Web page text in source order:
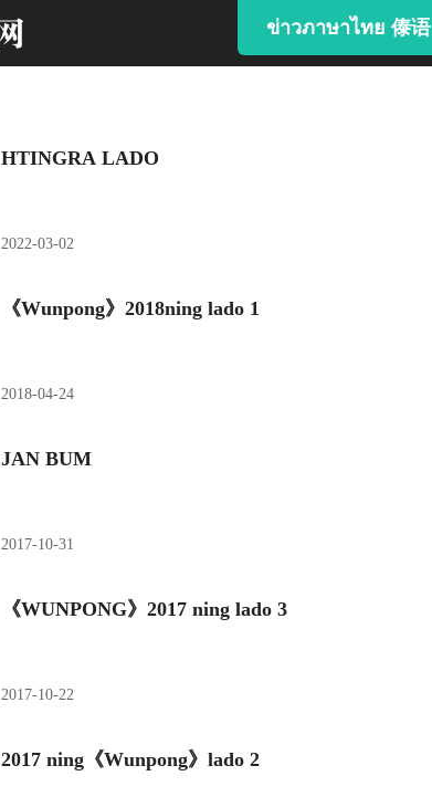
ข่าวภาษาไทย 傣语
HTINGRA LADO
2022-03-02
《Wunpong》2018ning lado 1
2018-04-24
JAN BUM
2017-10-31
《WUNPONG》2017 ning lado 3
2017-10-22
2017 ning《Wunpong》lado 2